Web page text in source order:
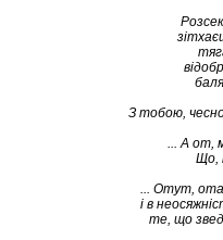
З тобою,
... А от,
Що,
... Отут,
і в
те, що